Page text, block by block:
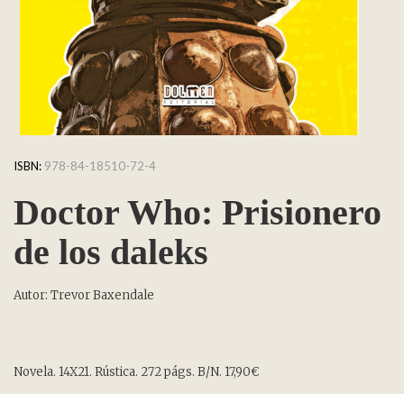
ISBN: 978-84-18510-72-4
Doctor Who: Prisionero
de los daleks
Autor: Trevor Baxendale
Novela. 14X21. Rústica. 272 págs. B/N. 17,90€